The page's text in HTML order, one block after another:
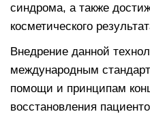
синдрома, а также
косметического
Внедрение данной
международным
помощи и принципам
восстановления